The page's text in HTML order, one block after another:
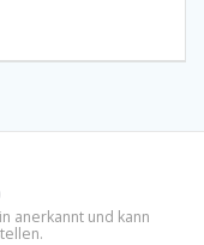
anerkannt und kann